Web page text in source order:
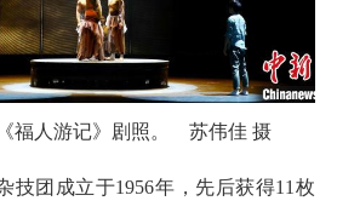
福人游记》剧照。 苏伟佳 摄
技团成立于1956年，先后获得11枚